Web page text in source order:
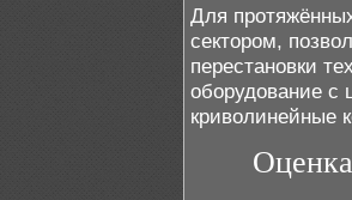
Для
сектором,
перестановки
оборудование с
криволинейные